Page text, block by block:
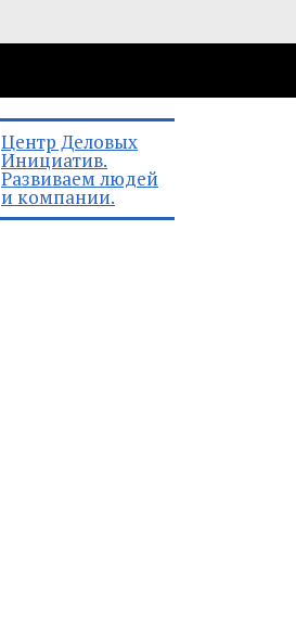
Центр Деловых
Инициатив.
Развиваем людей
и компании.